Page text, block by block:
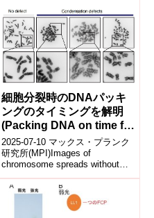
細胞分裂時のDNAパッキ
ングのタイミングを解明
(Packing DNA on time for
cell division)
2025-07-10 マックス・プランク
研究所(MPI)Images of
chromosome spreads without
(left) and with...